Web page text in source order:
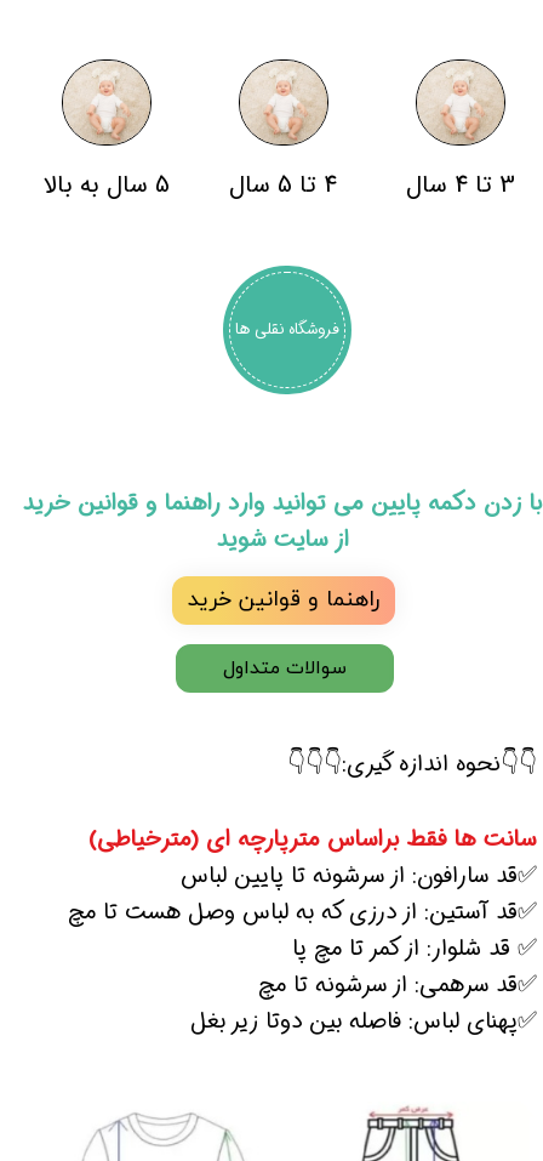
3 تا 4 سال 4 تا 5 سال 5 سال به بالا
فروشگاه نقلی ها
​​با زدن دکمه پایین می توانید وارد راهنما و قوانین خرید
از سایت شوید
راهنما و قوانین خرید
👇👇نحوه اندازه گیری:👇👇👇
سانت ها فقط براساس مترپارچه ای (مترخیاطی)
✅قد سارافون: از سرشونه تا پایین لباس
✅قد آستین: از درزی که به لباس وصل هست تا مچ
✅ قد شلوار: از کمر تا مچ پا
✅قد سرهمی: از سرشونه تا مچ
✅پهنای لباس: فاصله بین دوتا زیر بغل
سوالات متداول